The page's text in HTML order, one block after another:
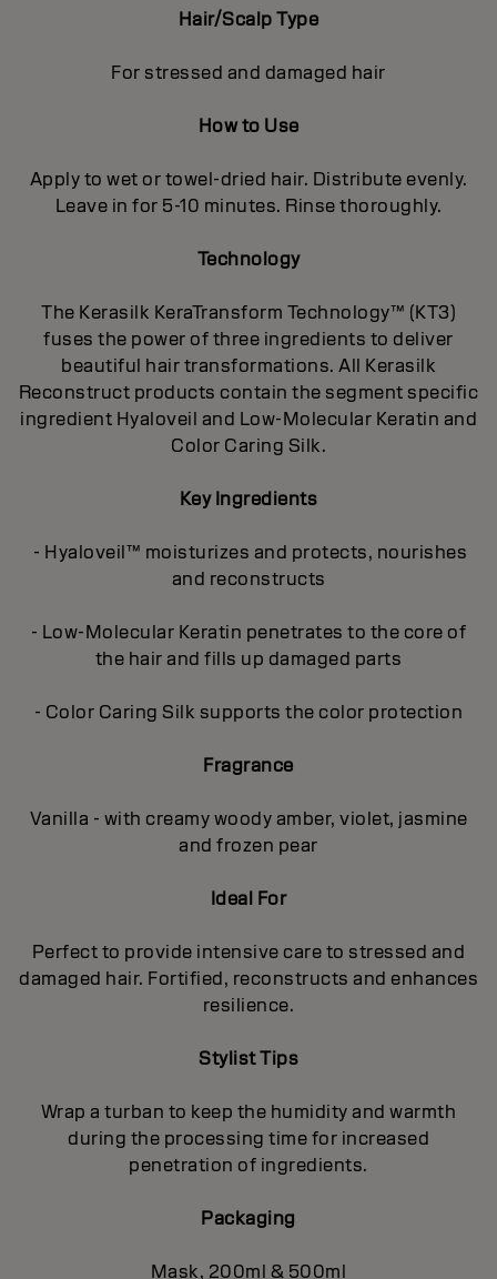
Hair/Scalp Type
For stressed and damaged hair
How to Use
Apply to wet or towel-dried hair. Distribute evenly.
Leave in for 5-10 minutes. Rinse thoroughly.
Technology
The Kerasilk KeraTransform Technology™ (KT3)
fuses the power of three ingredients to deliver
beautiful hair transformations. All Kerasilk
Reconstruct products contain the segment specific
ingredient Hyaloveil and Low-Molecular Keratin and
Color Caring Silk.
Key Ingredients
- Hyaloveil™ moisturizes and protects, nourishes
and reconstructs
- Low-Molecular Keratin penetrates to the core of
the hair and fills up damaged parts
- Color Caring Silk supports the color protection
Fragrance
Vanilla - with creamy woody amber, violet, jasmine
and frozen pear
Ideal For
Perfect to provide intensive care to stressed and
damaged hair. Fortified, reconstructs and enhances
resilience.
Stylist Tips
Wrap a turban to keep the humidity and warmth
during the processing time for increased
penetration of ingredients.
Packaging
Mask, 200ml & 500ml